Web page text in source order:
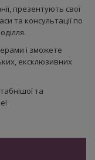
презентують свої
та консультації по
і зможете
ексклюзивних
та